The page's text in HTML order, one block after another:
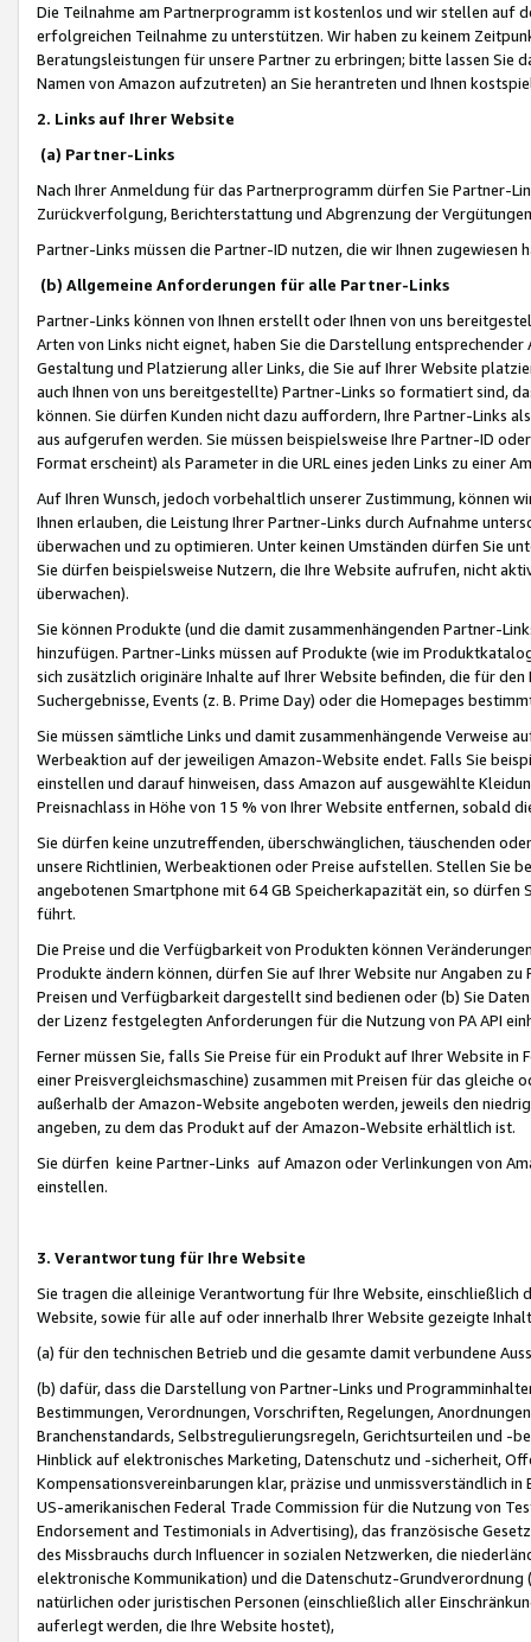
Die Teilnahme am Partnerprogramm ist kostenlos und wir stellen auf
erfolgreichen Teilnahme zu unterstützen. Wir haben zu keinem
Beratungsleistungen für unsere Partner zu erbringen; bitte lassen Sie
Namen von Amazon aufzutreten) an Sie herantreten und Ihnen
2. Links auf Ihrer Website
(a) Partner-Links
Nach Ihrer Anmeldung für das Partnerprogramm dürfen Sie Partner-
Zurückverfolgung, Berichterstattung und Abgrenzung der
Partner-Links müssen die Partner-ID nutzen, die wir Ihnen zugewiesen
(b) Allgemeine Anforderungen für alle Partner-Links
Partner-Links können von Ihnen erstellt oder Ihnen von uns
Arten von Links nicht eignet, haben Sie die Darstellung
Gestaltung und Platzierung aller Links, die Sie auf Ihrer Website
auch Ihnen von uns bereitgestellte) Partner-Links so formatiert sind,
können. Sie dürfen Kunden nicht dazu auffordern, Ihre Partner-Links
aus aufgerufen werden. Sie müssen beispielsweise Ihre Partner-ID
Format erscheint) als Parameter in die URL eines jeden Links zu einer
Auf Ihren Wunsch, jedoch vorbehaltlich unserer Zustimmung, können
Ihnen erlauben, die Leistung Ihrer Partner-Links durch Aufnahme
überwachen und zu optimieren. Unter keinen Umständen dürfen Sie
Sie dürfen beispielsweise Nutzern, die Ihre Website aufrufen, nicht
überwachen).
Sie können Produkte (und die damit zusammenhängenden Partner-
hinzufügen. Partner-Links müssen auf Produkte (wie im
sich zusätzlich originäre Inhalte auf Ihrer Website befinden, die für
Suchergebnisse, Events (z. B. Prime Day) oder die Homepages
Sie müssen sämtliche Links und damit zusammenhängende
Werbeaktion auf der jeweiligen Amazon-Website endet. Falls Sie
einstellen und darauf hinweisen, dass Amazon auf ausgewählte
Preisnachlass in Höhe von 15 % von Ihrer Website entfernen, sobald
Sie dürfen keine unzutreffenden, überschwänglichen, täuschenden
unsere Richtlinien, Werbeaktionen oder Preise aufstellen. Stellen Sie
angebotenen Smartphone mit 64 GB Speicherkapazität ein, so dürfen
führt.
Die Preise und die Verfügbarkeit von Produkten können
Produkte ändern können, dürfen Sie auf Ihrer Website nur Angaben
Preisen und Verfügbarkeit dargestellt sind bedienen oder (b) Sie
der Lizenz festgelegten Anforderungen für die Nutzung von PA API
Ferner müssen Sie, falls Sie Preise für ein Produkt auf Ihrer Website
einer Preisvergleichsmaschine) zusammen mit Preisen für das
außerhalb der Amazon-Website angeboten werden, jeweils den
angeben, zu dem das Produkt auf der Amazon-Website erhältlich ist.
Sie dürfen keine Partner-Links auf Amazon oder Verlinkungen von
einstellen.
3. Verantwortung für Ihre Website
Sie tragen die alleinige Verantwortung für Ihre Website,
Website, sowie für alle auf oder innerhalb Ihrer Website gezeigte
(a) für den technischen Betrieb und die gesamte damit verbundene
(b) dafür, dass die Darstellung von Partner-Links und
Bestimmungen, Verordnungen, Vorschriften, Regelungen,
Branchenstandards, Selbstregulierungsregeln, Gerichtsurteilen und -
Hinblick auf elektronisches Marketing, Datenschutz und -sicherheit,
Kompensationsvereinbarungen klar, präzise und unmissverständlich
US-amerikanischen Federal Trade Commission für die Nutzung von
Endorsement and Testimonials in Advertising), das französische
des Missbrauchs durch Influencer in sozialen Netzwerken, die
elektronische Kommunikation) und die Datenschutz-
natürlichen oder juristischen Personen (einschließlich aller
auferlegt werden, die Ihre Website hostet),